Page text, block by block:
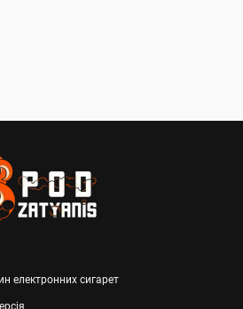
електронних сигарет